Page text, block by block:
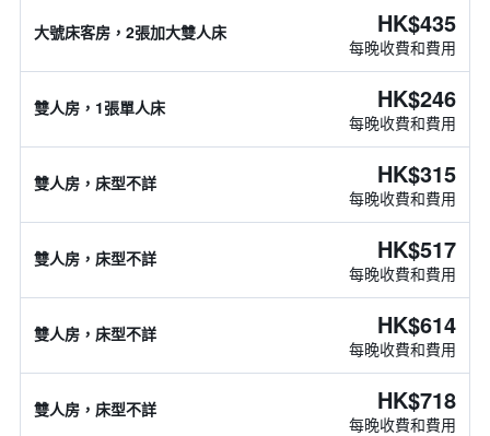
大號床客房，2張加大雙人床 HK$435
每晚收費和費用
雙人房，1張單人床 HK$246
每晚收費和費用
雙人房，床型不詳 HK$315
每晚收費和費用
雙人房，床型不詳 HK$517
每晚收費和費用
雙人房，床型不詳 HK$614
每晚收費和費用
雙人房，床型不詳 HK$718
每晚收費和費用